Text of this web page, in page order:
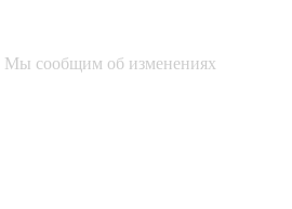
Мы сообщим об изменениях